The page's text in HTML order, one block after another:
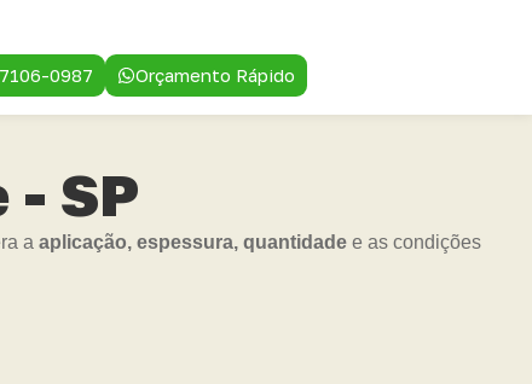
0987 Orçamento Rápido
- SP
a aplicação, espessura, quantidade e as condições